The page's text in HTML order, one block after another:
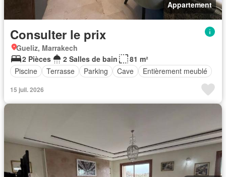
Appartement
Consulter le prix
Gueliz, Marrakech
2 Pièces
2 Salles de bain
81 m²
Piscine
Terrasse Parking Cave Entièrement meublé
15 juil. 2026